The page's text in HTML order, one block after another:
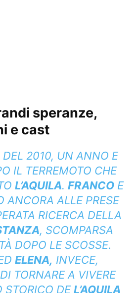
speranze,
e cast
DEL 2010, UN ANNO E
IL TERREMOTO CHE
L’AQUILA. FRANCO E
ANCORA ALLE PRESE
RICERCA DELLA
, SCOMPARSA
DOPO LE SCOSSE.
ELENA, INVECE,
TORNARE A VIVERE
STORICO DEL’AQUILA